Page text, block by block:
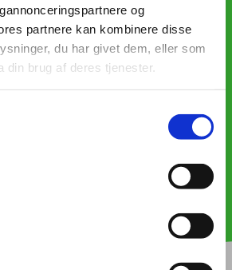
og
partnere kan kombinere disse
du har givet dem, eller som
din brug af deres tjenester.